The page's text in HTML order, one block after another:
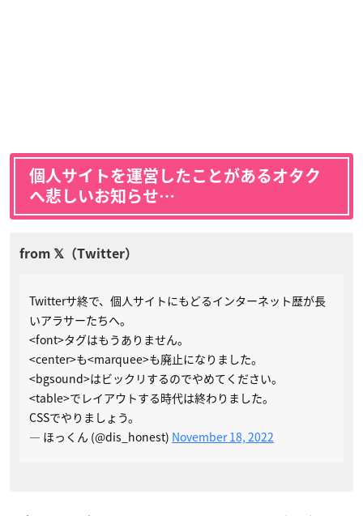
個人サイトを運営したことがあるオタク
へ悲しいお知らせ…
Twitterサ終で、個人サイトにもどるインターネット歴が長
いアラサーたちへ。
<font>タグはもうありません。
<center>も<marquee>も廃止になりました。
<bgsound>はビックリするのでやめてください。
<table>でレイアウトする時代は終わりました。
CSSでやりましょう。
— ほっくん (@dis_honest) November 18, 2022